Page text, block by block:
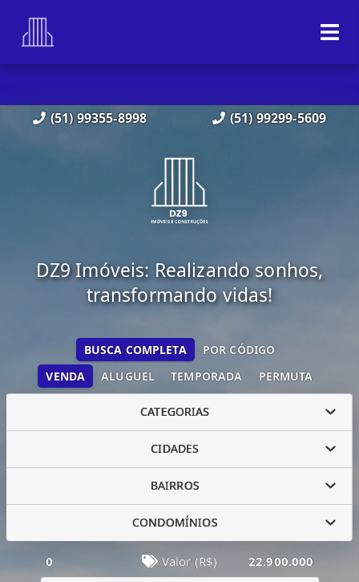
(51) 99355-8998 (51) 99299-5609
DZ9 Imóveis: Realizando sonhos,
transformando vidas!
VENDA ALUGUEL TEMPORADA PERMUTA
BUSCA COMPLETA POR CÓDIGO
CATEGORIAS
CIDADES
BAIRROS
CONDOMÍNIOS
0 Valor (R$) 22.900.000